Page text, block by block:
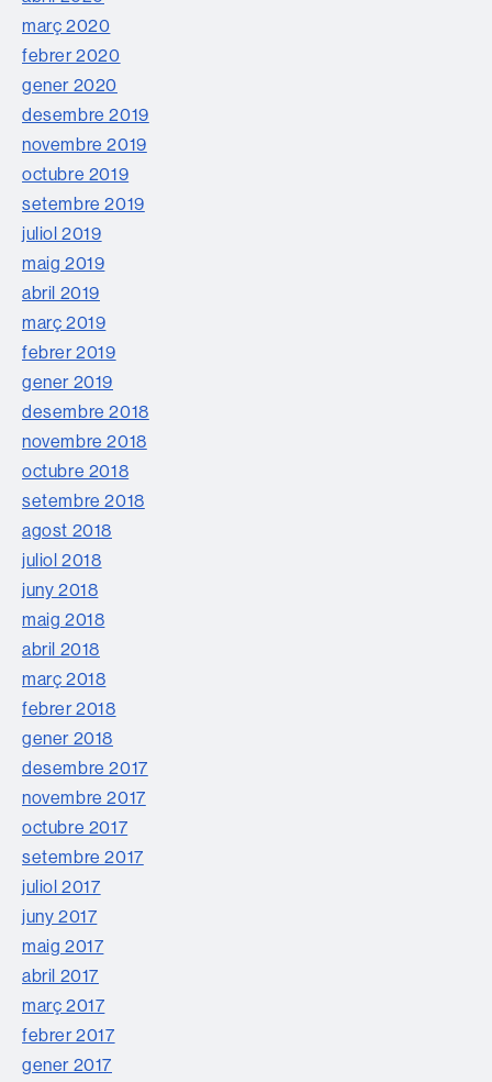
març 2020
febrer 2020
gener 2020
desembre 2019
novembre 2019
octubre 2019
setembre 2019
juliol 2019
maig 2019
abril 2019
març 2019
febrer 2019
gener 2019
desembre 2018
novembre 2018
octubre 2018
setembre 2018
agost 2018
juliol 2018
juny 2018
maig 2018
abril 2018
març 2018
febrer 2018
gener 2018
desembre 2017
novembre 2017
octubre 2017
setembre 2017
juliol 2017
juny 2017
maig 2017
abril 2017
març 2017
febrer 2017
gener 2017